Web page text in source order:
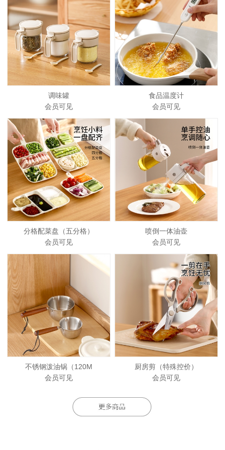
调味罐
会员可见
食品温度计
会员可见
分格配菜盘（五分格）
会员可见
喷倒一体油壶
会员可见
不锈钢泼油锅（120M
会员可见
厨房剪（特殊控价）
会员可见